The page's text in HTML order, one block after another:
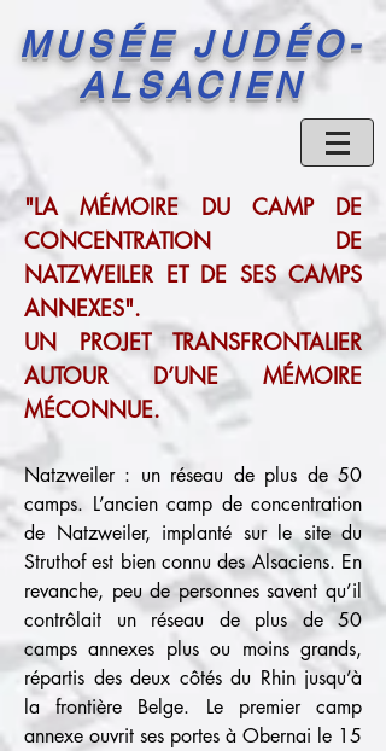
MUSÉE JUDÉO-
ALSACIEN
"LA MÉMOIRE DU CAMP DE
CONCENTRATION DE
NATZWEILER ET DE SES CAMPS
ANNEXES".
UN PROJET TRANSFRONTALIER
AUTOUR D’UNE MÉMOIRE
MÉCONNUE.
Natzweiler : un réseau de plus de 50
camps. L’ancien camp de concentration
de Natzweiler, implanté sur le site du
Struthof est bien connu des Alsaciens. En
revanche, peu de personnes savent qu’il
contrôlait un réseau de plus de 50
camps annexes plus ou moins grands,
répartis des deux côtés du Rhin jusqu’à
la frontière Belge. Le premier camp
annexe ouvrit ses portes à Obernai le 15